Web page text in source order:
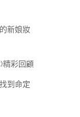
新娘妝
彩回顧
到命定